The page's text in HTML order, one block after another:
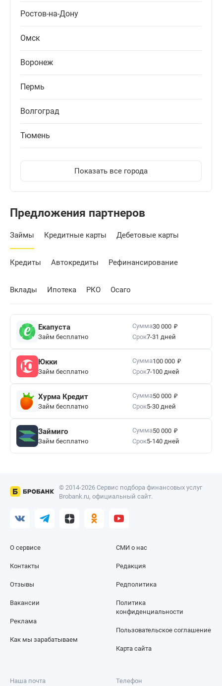
Ростов-на-Дону
Омск
Воронеж
Пермь
Волгоград
Тюмень
Показать все города
Предложения партнеров
Займы Кредитные карты Дебетовые карты
Кредиты Автокредиты Рефинансирование
Вклады Ипотека РКО Осаго
Екапуста
Займ бесплатно
Сумма30 000 ₽
Срок7-31 дней
Юкки
Займ бесплатно
Сумма100 000 ₽
Срок7-100 дней
Хурма Кредит
Займ бесплатно
Сумма50 000 ₽
Срок5-30 дней
Займиго
Займ бесплатно
Сумма50 000 ₽
Срок5-140 дней
© 2014-2026 Сервис подбора финансовых услуг
Brobank.ru, официальный сайт.
О сервисе
Контакты
Отзывы
СМИ о нас
Редакция
Редполитика
Вакансии
Реклама
Как мы зарабатываем
Политика
конфиденциальности
Пользовательское соглашение
Карта сайта
Наша почта Телефон